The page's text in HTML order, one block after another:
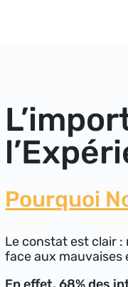
Pourquoi
Le constat est clair
face aux mauvaises